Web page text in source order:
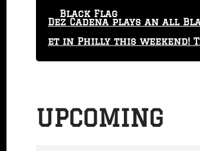
Dez Cadena plays an all
et in Philly this weekend!
only 29 tickets left!
Black Flag
UPCOMING